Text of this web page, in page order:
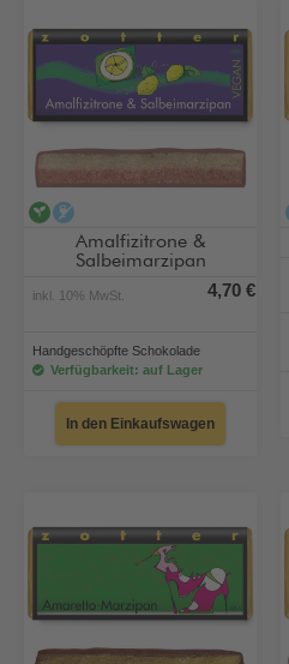
vegan
Amalfizitrone &
Salbeimarzipan
inkl. 10% MwSt. 4,70 €
Handgeschöpfte Schokolade
Verfügbarkeit: auf Lager
In den Einkaufswagen